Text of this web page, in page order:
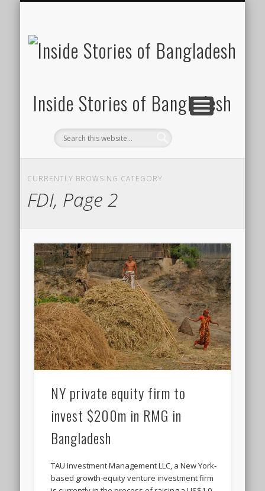
Inside Stories of Bangladesh
CURRENTLY BROWSING CATEGORY
FDI, Page 2
NY private equity firm to
invest $200m in RMG in
Bangladesh
TAU Investment Management LLC, a New York-
based growth-equity venture investment firm